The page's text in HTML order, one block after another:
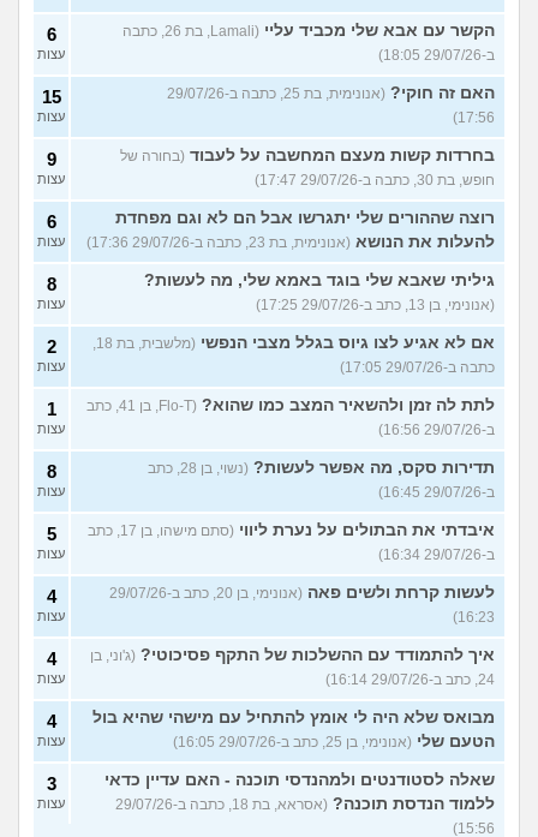
הקשר עם אבא שלי מכביד עליי
(Lamali, בת 26, כתבה
ב-29/07/26 18:05)
6
עצות
האם זה חוקי?
(אנונימית, בת 25, כתבה ב-29/07/26
17:56)
15
עצות
בחרדות קשות מעצם המחשבה על לעבוד (בחורה של
חופש, בת 30, כתבה ב-29/07/26 17:47)
9
עצות
רוצה שההורים שלי יתגרשו אבל הם לא וגם מפחדת
להעלות את הנושא (אנונימית, בת 23, כתבה ב-29/07/26 17:36)
6
עצות
גיליתי שאבא שלי בוגד באמא שלי, מה לעשות?
(אנונימי, בן 13, כתב ב-29/07/26 17:25)
8
עצות
אם לא אגיע לצו גיוס בגלל מצבי הנפשי
(מלשבית, בת 18,
כתבה ב-29/07/26 17:05)
2
עצות
לתת לה זמן ולהשאיר המצב כמו שהוא?
(Flo-T, בן 41, כתב
ב-29/07/26 16:56)
1
עצות
תדירות סקס, מה אפשר לעשות?
(נשוי, בן 28, כתב
ב-29/07/26 16:45)
8
עצות
איבדתי את הבתולים על נערת ליווי
(סתם מישהו, בן 17, כתב
ב-29/07/26 16:34)
5
עצות
לעשות קרחת ולשים פאה
(אנונימי, בן 20, כתב ב-29/07/26
16:23)
4
עצות
איך להתמודד עם ההשלכות של התקף פסיכוטי? (ג'וני, בן
24, כתב ב-29/07/26 16:14)
4
עצות
מבואס שלא היה לי אומץ להתחיל עם מישהי שהיא בול
הטעם שלי (אנונימי, בן 25, כתב ב-29/07/26 16:05)
4
עצות
שאלה לסטודנטים ולמהנדסי תוכנה - האם עדיין כדאי
ללמוד הנדסת תוכנה?
(אסראא, בת 18, כתבה ב-29/07/26
15:56)
3
עצות